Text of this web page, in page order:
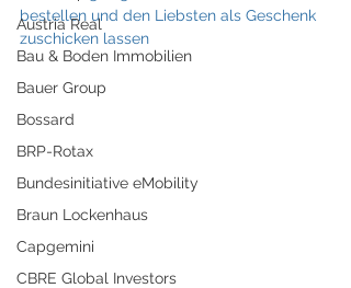
Austria Real
Bau & Boden Immobilien
Bauer Group
Bossard
BRP-Rotax
Bundesinitiative eMobility
Braun Lockenhaus
Capgemini
CBRE Global Investors
bestellen und den Liebsten als Geschenk
zuschicken lassen